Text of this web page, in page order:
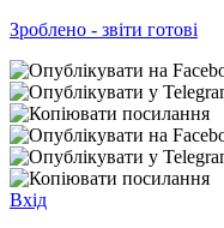
Зроблено - звіти готові
Вхід